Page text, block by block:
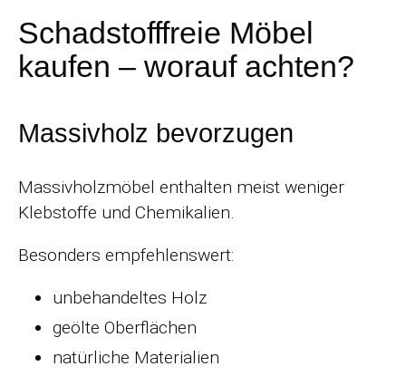
Schadstofffreie Möbel
kaufen – worauf achten?
Massivholz bevorzugen
Massivholzmöbel enthalten meist weniger
Klebstoffe und Chemikalien.
Besonders empfehlenswert:
unbehandeltes Holz
geölte Oberflächen
natürliche Materialien